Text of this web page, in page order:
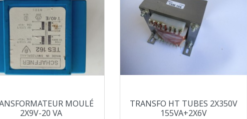
Aperçu rapideMOULÉ
2X9V-20 VA
Aperçu rapide
TRANSFO HT TUBES 2X350V
155VA+2X6V